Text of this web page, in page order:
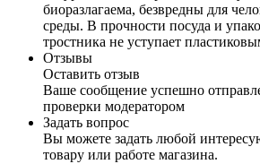
биоразлагаема, безвредны для
среды. В прочности посуда и
тростника не уступает
Отзывы
Оставить отзыв
Ваше сообщение успешно
проверки модератором
Задать вопрос
Вы можете задать любой
товару или работе магазина.